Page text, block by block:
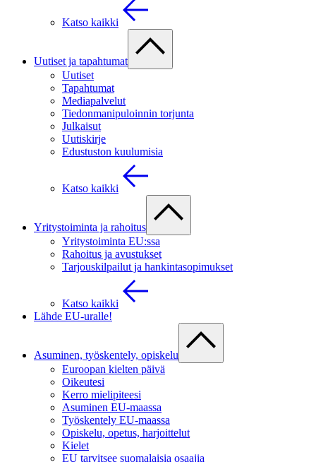
Katso kaikki
Uutiset ja tapahtumat
Uutiset
Tapahtumat
Mediapalvelut
Tiedonmanipuloinnin torjunta
Julkaisut
Uutiskirje
Edustuston kuulumisia
Katso kaikki
Yritystoiminta ja rahoitus
Yritystoiminta EU:ssa
Rahoitus ja avustukset
Tarjouskilpailut ja hankintasopimukset
Katso kaikki
Lähde EU-uralle!
Asuminen, työskentely, opiskelu
Euroopan kielten päivä
Oikeutesi
Kerro mielipiteesi
Asuminen EU-maassa
Työskentely EU-maassa
Opiskelu, opetus, harjoittelut
Kielet
EU tarvitsee suomalaisia osaajia